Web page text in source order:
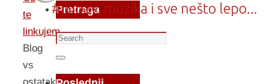
te
linkujem...
Blog
vs
Pretraga
Search
for:
Search